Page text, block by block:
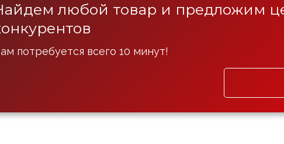
любой товар и предложим
потребуется всего 10 минут!